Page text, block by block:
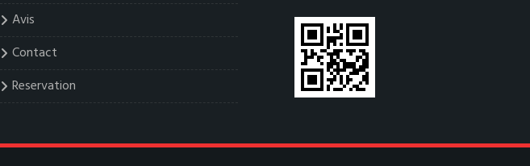
Avis
Contact
Reservation